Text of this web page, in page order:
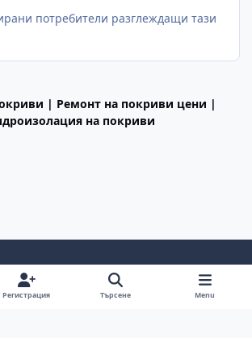
потребители разглеждащи тази
| Ремонт на покриви цени |
на покриви
f
Регистрация Търсене Menu